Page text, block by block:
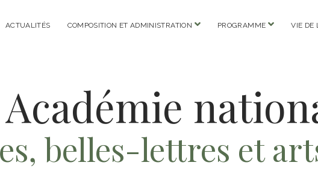
ACTUALITÉS COMPOSITION ET ADMINISTRATION open
PROGRAMME open
VIE DE
Académie
belles-lettres et